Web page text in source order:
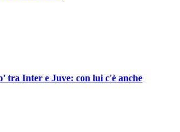
tra Inter e Juve: con lui c'è anche